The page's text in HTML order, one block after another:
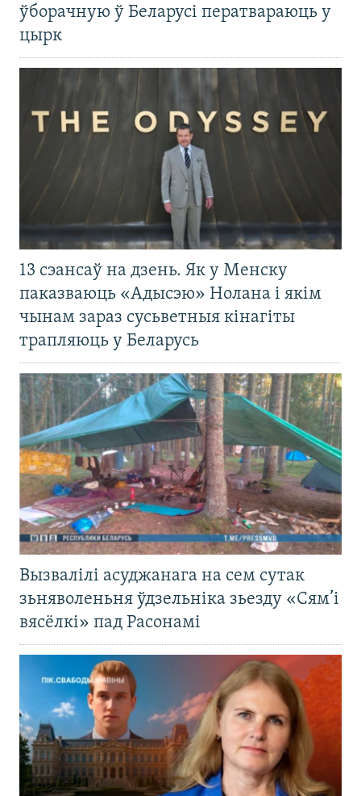
ўборачную ў Беларусі ператвараюць у
цырк
13 сэансаў на дзень. Як у Менску
паказваюць «Адысэю» Нолана і якім
чынам зараз сусьветныя кінагіты
трапляюць у Беларусь
Вызвалілі асуджанага на сем сутак
зьняволеньня ўдзельніка зьезду «Сям’і
вясёлкі» пад Расонамі